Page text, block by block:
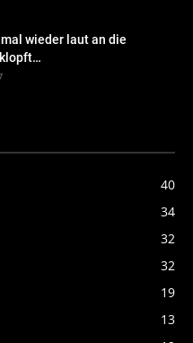
wieder laut an die
40
34
32
32
19
13